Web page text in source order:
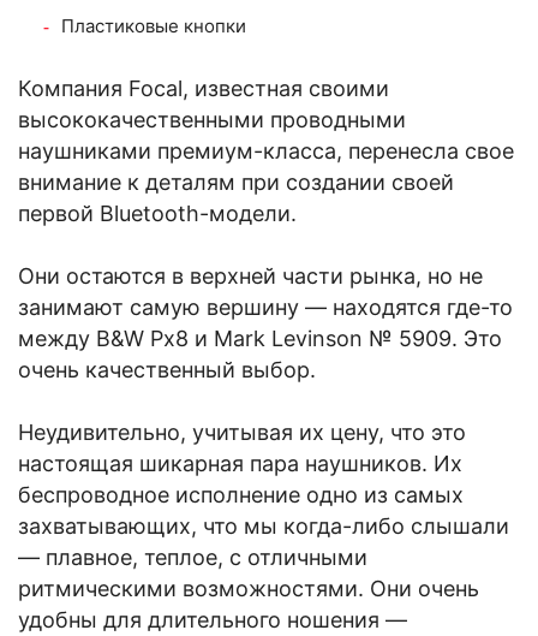
Пластиковые кнопки
Компания Focal, известная своими
высококачественными проводными
наушниками премиум-класса, перенесла свое
внимание к деталям при создании своей
первой Bluetooth-модели.
Они остаются в верхней части рынка, но не
занимают самую вершину — находятся где-то
между B&W Px8 и Mark Levinson № 5909. Это
очень качественный выбор.
Неудивительно, учитывая их цену, что это
настоящая шикарная пара наушников. Их
беспроводное исполнение одно из самых
захватывающих, что мы когда-либо слышали
— плавное, теплое, с отличными
ритмическими возможностями. Они очень
удобны для длительного ношения —